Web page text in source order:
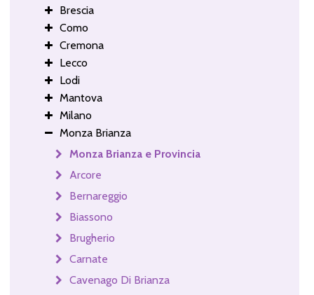
Brescia
Como
Cremona
Lecco
Lodi
Mantova
Milano
Monza Brianza
Monza Brianza e Provincia
Arcore
Bernareggio
Biassono
Brugherio
Carnate
Cavenago Di Brianza